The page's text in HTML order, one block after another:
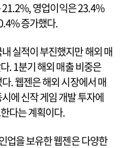
21.2%, 영업이익은 23.4%
증가했다.
실적이 부진했지만 해외 매
. 1분기 해외 매출 비중은
. 웹젠은 해외 시장에서 매
에 신작 게임 개발 투자에
다는 계획이다.
업을 보유한 웹젠은 다양한